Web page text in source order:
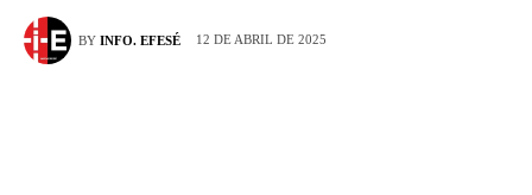
BY INFO. EFESÉ 12 DE ABRIL DE 2025